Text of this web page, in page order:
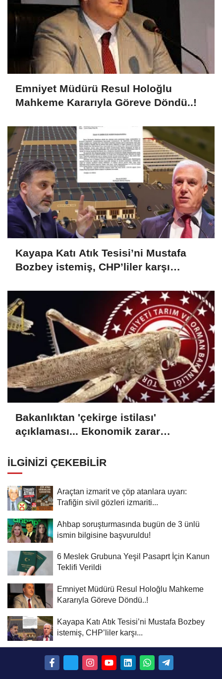
Emniyet Müdürü Resul Holoğlu
Mahkeme Kararıyla Göreve Döndü..!
Kayapa Katı Atık Tesisi’ni Mustafa
Bozbey istemiş, CHP’liler karşı
Bakanlıktan 'çekirge istilası'
açıklaması... Ekonomik zarar
İLGINIZI ÇEKEBILIR
Araçtan izmarit ve çöp atanlara uyarı:
Trafiğin sivil gözleri izmariti...
Ahbap soruşturmasında bugün de 3 ünlü
ismin bilgisine başvuruldu!
6 Meslek Grubuna Yeşil Pasaprt İçin Kanun
Teklifi Verildi
Emniyet Müdürü Resul Holoğlu Mahkeme
Kararıyla Göreve Döndü..!
Kayapa Katı Atık Tesisi’ni Mustafa Bozbey
istemiş, CHP’liler karşı...